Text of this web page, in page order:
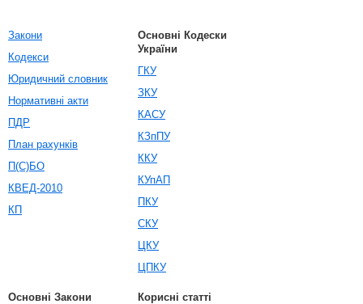
Закони
Кодекси
Юридичний словник
Нормативні акти
ПДР
План рахунків
П(С)БО
КВЕД-2010
КП
Основні Кодески
України
ГКУ
ЗКУ
КАСУ
КЗпПУ
ККУ
КУпАП
ПКУ
СКУ
ЦКУ
ЦПКУ
Основні Закони
Корисні статті